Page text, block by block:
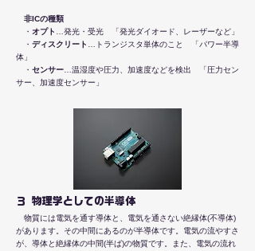
非ICの種類
・ オプト
…発光・受光 「発光ダイオード、レーザーなど」
・ ディスクリート
…トランジスタ単体のこと 「パワー半導
体」
・ センサー …温湿度や圧力、加速度などを検出 「圧力セン
サー、加速度センサー」
３ 物理学としての半導体
物質には電気を通す導体と、電気を通さない絶縁体(不導体)
があります。その中間にあるのが半導体です。電気の流やすさ
が、導体と絶縁体の中間(半ば)の物質です。また、電気の流れ